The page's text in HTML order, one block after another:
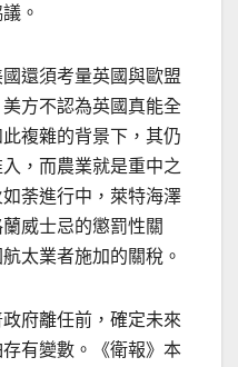
。
還須考量英國與歐盟
美方不認為英國真能全
複雜的背景下，其仍
，而農業就是重中之
荼進行中，萊特海澤
威士忌的懲罰性關
太業者施加的關稅。
府離任前，確定未來
有變數。《衛報》本